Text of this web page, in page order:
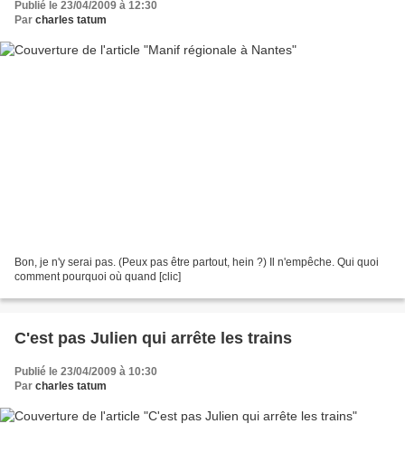
Publié le 23/04/2009 à 12:30
Par charles tatum
Bon, je n'y serai pas. (Peux pas être partout, hein ?) Il n'empêche. Qui quoi
comment pourquoi où quand [clic]
C'est pas Julien qui arrête les trains
Publié le 23/04/2009 à 10:30
Par charles tatum